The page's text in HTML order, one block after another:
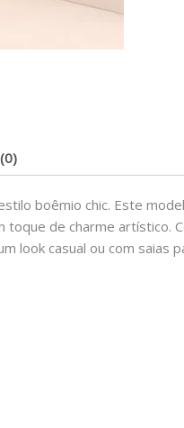
boêmio chic. Este
de charme artístico.
look casual ou com